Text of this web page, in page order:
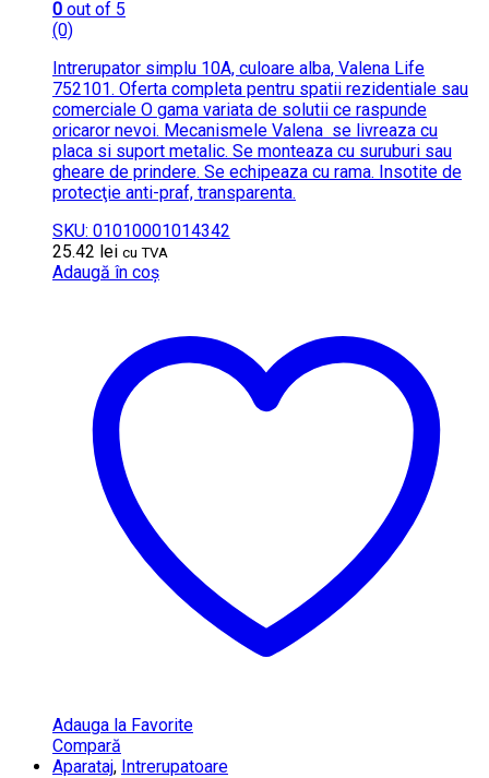
0 out of 5
(0)
Intrerupator simplu 10A, culoare alba, Valena Life
752101. Oferta completa pentru spatii rezidentiale sau
comerciale O gama variata de solutii ce raspunde
oricaror nevoi. Mecanismele Valena se livreaza cu
placa si suport metalic. Se monteaza cu suruburi sau
gheare de prindere. Se echipeaza cu rama. Insotite de
protecţie anti-praf, transparenta.
SKU: 01010001014342
25.42 lei cu TVA
Adaugă în coș
Adauga la Favorite
Compară
Aparataj, Intrerupatoare